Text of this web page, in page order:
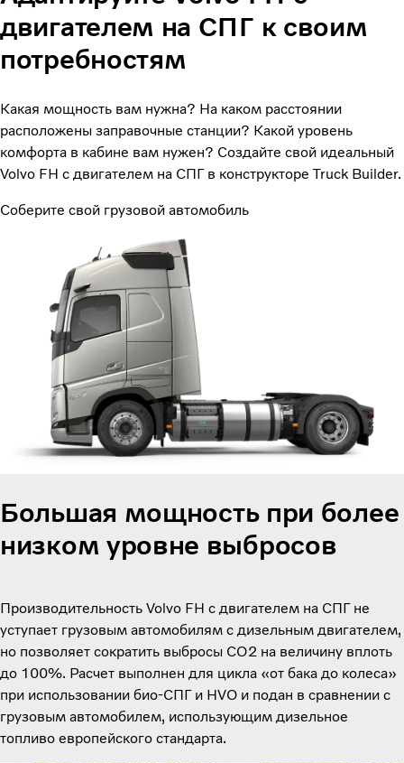
двигателем на СПГ к своим
потребностям
Какая мощность вам нужна? На каком расстоянии
расположены заправочные станции? Какой уровень
комфорта в кабине вам нужен? Создайте свой идеальный
Volvo FH с двигателем на СПГ в конструкторе Truck Builder.
Соберите свой грузовой автомобиль
Большая мощность при более
низком уровне выбросов
Производительность Volvo FH с двигателем на СПГ не
уступает грузовым автомобилям с дизельным двигателем,
но позволяет сократить выбросы CO2 на величину вплоть
до 100%. Расчет выполнен для цикла «от бака до колеса»
при использовании био-СПГ и HVO и подан в сравнении с
грузовым автомобилем, использующим дизельное
топливо европейского стандарта.